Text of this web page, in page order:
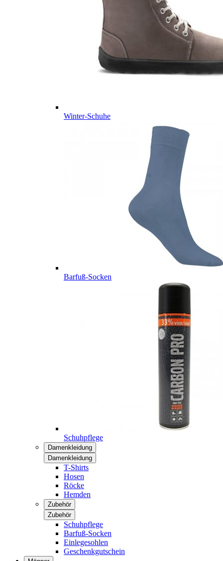
Winter-Schuhe
Barfuß-Socken
Schuhpflege
Damenkleidung
Damenkleidung
T-Shirts
Hosen
Röcke
Hemden
Zubehör
Zubehör
Schuhpflege
Barfuß-Socken
Einlegesohlen
Geschenkgutschein